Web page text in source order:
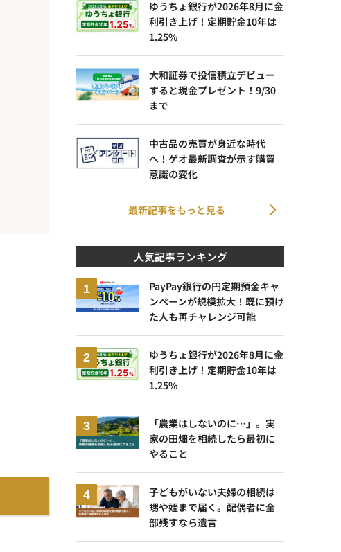
ゆうちょ銀行が2026年8月に金
利引き上げ！定期貯金10年は
1.25%
大和証券で投信積立デビュー
すると現金プレゼント！9/30
まで
中古品の売買が身近な時代
へ！ゲオ最新調査が示す購買
意識の変化
最新記事をもっと見る
人気記事ランキング
PayPay銀行の円定期預金キャ
ンペーンが規模拡大！既に預け
た人も再チャレンジ可能
ゆうちょ銀行が2026年8月に金
利引き上げ！定期貯金10年は
1.25%
「農業はしないのに…」。実
家の田畑を相続したら最初に
やること
子どもがいない夫婦の相続は
甥や姪まで届く。配偶者に全
部残すなら遺言